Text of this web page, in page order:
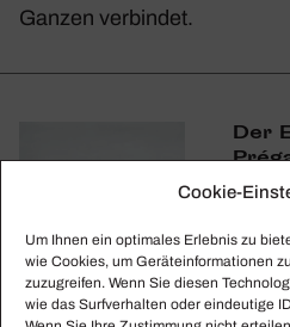
Cookie-
Um Ihnen ein optimales Erlebnis zu
wie Cookies, um Geräteinformationen
zuzugreifen. Wenn Sie diesen
wie das Surfverhalten oder eindeutige
Ganzen verbindet.
Der